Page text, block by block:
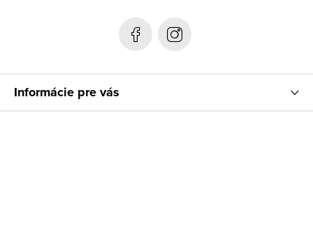
Informácie pre vás